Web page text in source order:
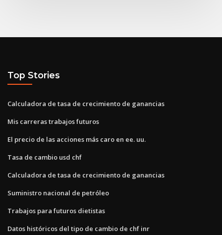
Top Stories
Calculadora de tasa de crecimiento de ganancias
Mis carreras trabajos futuros
El precio de las acciones más caro en ee. uu.
Tasa de cambio usd chf
Calculadora de tasa de crecimiento de ganancias
Suministro nacional de petróleo
Trabajos para futuros dietistas
Datos históricos del tipo de cambio de chf inr